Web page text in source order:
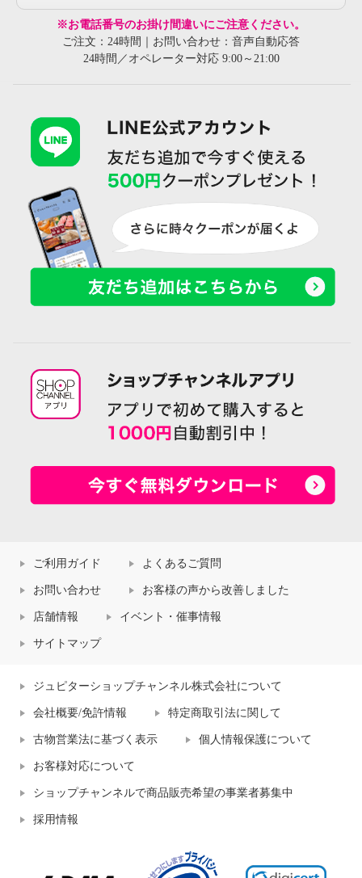
※お電話番号のお掛け間違いにご注意ください。
ご注文：24時間｜お問い合わせ：音声自動応答
24時間／オペレーター対応 9:00～21:00
ご利用ガイド よくあるご質問
お問い合わせ お客様の声から改善しました
店舗情報 イベント・催事情報
サイトマップ
ジュピターショップチャンネル株式会社について
会社概要/免許情報 特定商取引法に関して
古物営業法に基づく表示 個人情報保護について
お客様対応について
ショップチャンネルで商品販売希望の事業者募集中
採用情報